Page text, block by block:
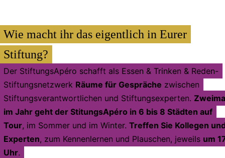
Wie macht ihr das eigentlich in Eurer
Stiftung?
Der StiftungsApéro schafft als Essen & Trinken & Reden-
Stiftungsnetzwerk Räume für Gespräche zwischen
Stiftungsverantwortlichen und Stiftungsexperten.
im Jahr geht der StitungsApéro in 6 bis 8 Städten auf
Tour, im Sommer und im Winter.Treffen Sie Kollegen
Experten, zum Kennenlernen und Plauschen, jeweils um
Uhr.